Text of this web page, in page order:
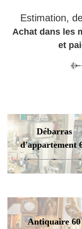
Estimation,
Achat dans les
et
Débarras
d'appartement
Antiquaire 60